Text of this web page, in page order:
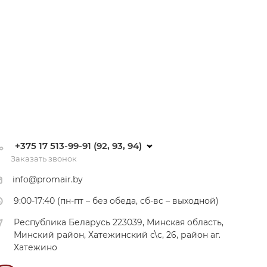
+375 17 513-99-91 (92, 93, 94)
Заказать звонок
info@promair.by
9:00-17:40 (пн-пт – без обеда, сб-вс – выходной)
Республика Беларусь 223039, Минская область,
Минский район, Хатежинский с\с, 26, район аг.
Хатежино